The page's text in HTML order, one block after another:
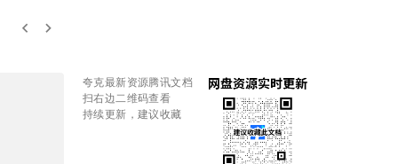
keyboard_arrow_left keyboard_arrow_right
夸克最新资源腾讯文档
扫右边二维码查看
持续更新，建议收藏